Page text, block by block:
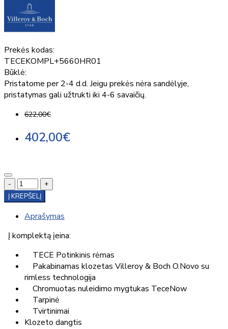
Prekės kodas:
TECEKOMPL+5660HR01
Būklė:
Pristatome per 2-4 d.d. Jeigu prekės nėra sandėlyje,
pristatymas gali užtrukti iki 4-6 savaičių.
622,00€
402,00€
-
+
Į KREPŠELĮ
Aprašymas
Į komplektą įeina:
TECE Potinkinis rėmas
Pakabinamas klozetas Villeroy & Boch O.Novo su
rimless technologija
Chromuotas nuleidimo mygtukas TeceNow
Tarpinė
Tvirtinimai
Klozeto dangtis